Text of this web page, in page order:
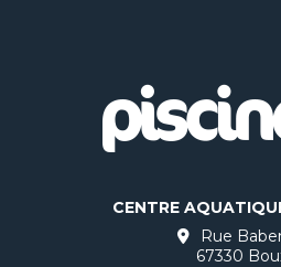
CENTRE
Rue
67330